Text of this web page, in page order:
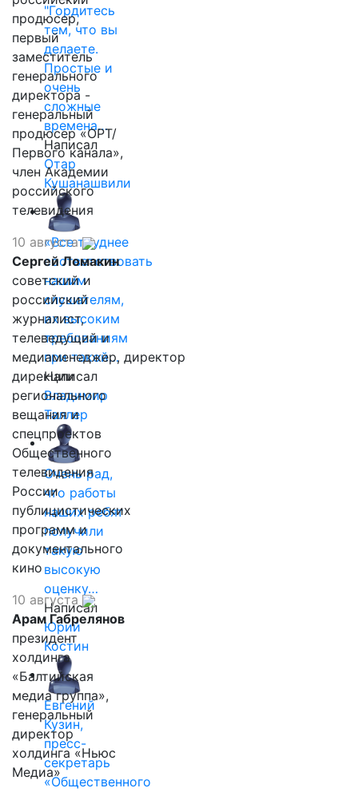
"Гордитесь
тем, что вы
делаете.
Простые и
очень
сложные
времена…
Написал
Отар
Кушанашвили
«Все труднее
соответствовать
нашим
слушателям,
их высоким
требованиям
при такой…
Написал
Владимир
Таллер
Очень рад,
что работы
наших ребят
получили
такую
высокую
оценку…
Написал
Юрий
Костин
Евгений
Кузин,
пресс-
секретарь
«Общественного
продюсер,
первый
заместитель
генерального
директора -
генеральный
продюсер «ОРТ/
Первого канала»,
член Академии
российского
телевидения
10 августа
Сергей Ломакин
советский и
российский
журналист,
телеведущий и
медиаменеджер, директор
дирекции
регионального
вещания и
спецпроектов
Общественного
телевидения
России
публицистических
программ и
документального
кино
10 августа
Арам Габрелянов
президент
холдинга
«Балтийская
медиа группа»,
генеральный
директор
холдинга «Ньюс
Медиа»